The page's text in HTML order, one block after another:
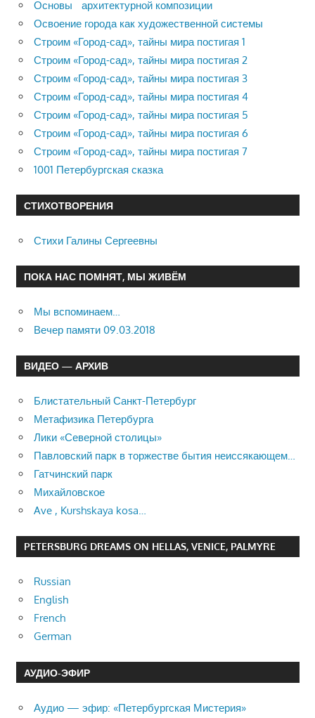
Основы архитектурной композиции
Освоение города как художественной системы
Строим «Город-сад», тайны мира постигая 1
Строим «Город-сад», тайны мира постигая 2
Строим «Город-сад», тайны мира постигая 3
Строим «Город-сад», тайны мира постигая 4
Строим «Город-сад», тайны мира постигая 5
Строим «Город-сад», тайны мира постигая 6
Строим «Город-сад», тайны мира постигая 7
1001 Петербургская сказка
СТИХОТВОРЕНИЯ
Стихи Галины Сергеевны
ПОКА НАС ПОМНЯТ, МЫ ЖИВЁМ
Мы вспоминаем…
Вечер памяти 09.03.2018
ВИДЕО — АРХИВ
Блистательный Санкт-Петербург
Метафизика Петербурга
Лики «Северной столицы»
Павловский парк в торжестве бытия неиссякающем…
Гатчинский парк
Михайловское
Ave , Kurshskaya kosa…
PETERSBURG DREAMS ON HELLAS, VENICE, PALMYRE
Russian
English
French
German
АУДИО-ЭФИР
Аудио — эфир: «Петербургская Мистерия»